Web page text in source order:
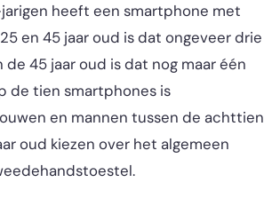
heeft een smartphone met
en 45 jaar oud is dat ongeveer drie
45 jaar oud is dat nog maar één
de tien smartphones is
en mannen tussen de achttien
oud kiezen over het algemeen